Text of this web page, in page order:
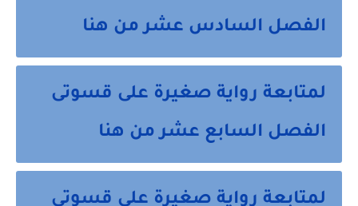
الفصل السادس عشر من هنا
لمتابعة رواية صغيرة على قسوتى
الفصل السابع عشر من هنا
لمتابعة رواية صغيرة على قسوتى